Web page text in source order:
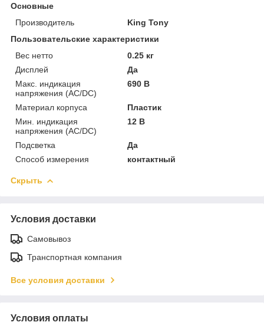
Основные
Производитель
King Tony
Пользовательские характеристики
Вес нетто
0.25 кг
Дисплей
Да
Макс. индикация
напряжения (AC/DC)
690 В
Материал корпуса
Пластик
Мин. индикация
напряжения (AC/DC)
12 В
Подсветка
Да
Способ измерения
контактный
Скрыть
Условия доставки
Самовывоз
Транспортная компания
Все условия доставки
Условия оплаты